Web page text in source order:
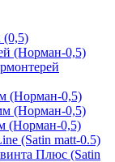
(0,5)
(Норман-0,5)
(Норман-0,5)
(Норман-0,5)
(Норман-0,5)
(Satin matt-0.5)
Плюс (Satin